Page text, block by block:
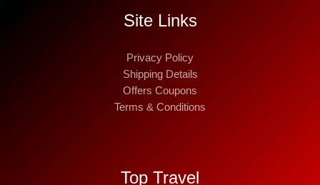
Site Links
Privacy Policy
Shipping Details
Offers Coupons
Terms & Conditions
Top Travel